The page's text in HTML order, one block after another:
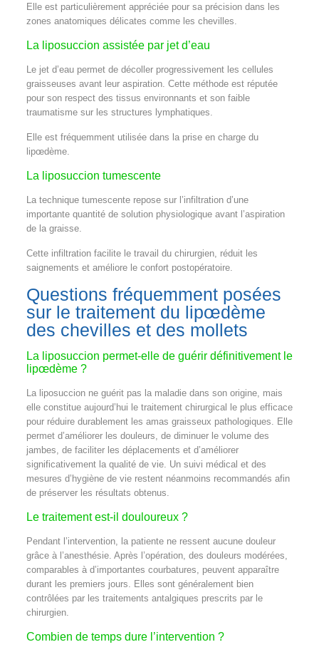
Elle est particulièrement appréciée pour sa précision dans les
zones anatomiques délicates comme les chevilles.
La liposuccion assistée par jet d’eau
Le jet d’eau permet de décoller progressivement les cellules
graisseuses avant leur aspiration. Cette méthode est réputée
pour son respect des tissus environnants et son faible
traumatisme sur les structures lymphatiques.
Elle est fréquemment utilisée dans la prise en charge du
lipœdème.
La liposuccion tumescente
La technique tumescente repose sur l’infiltration d’une
importante quantité de solution physiologique avant l’aspiration
de la graisse.
Cette infiltration facilite le travail du chirurgien, réduit les
saignements et améliore le confort postopératoire.
Questions fréquemment posées
sur le traitement du lipœdème
des chevilles et des mollets
La liposuccion permet-elle de guérir définitivement le
lipœdème ?
La liposuccion ne guérit pas la maladie dans son origine, mais
elle constitue aujourd’hui le traitement chirurgical le plus efficace
pour réduire durablement les amas graisseux pathologiques. Elle
permet d’améliorer les douleurs, de diminuer le volume des
jambes, de faciliter les déplacements et d’améliorer
significativement la qualité de vie. Un suivi médical et des
mesures d’hygiène de vie restent néanmoins recommandés afin
de préserver les résultats obtenus.
Le traitement est-il douloureux ?
Pendant l’intervention, la patiente ne ressent aucune douleur
grâce à l’anesthésie. Après l’opération, des douleurs modérées,
comparables à d’importantes courbatures, peuvent apparaître
durant les premiers jours. Elles sont généralement bien
contrôlées par les traitements antalgiques prescrits par le
chirurgien.
Combien de temps dure l’intervention ?